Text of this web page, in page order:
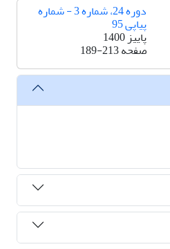
دوره 24، شماره 3 - شماره
پیاپی 95
پاییز 1400
صفحه189-213